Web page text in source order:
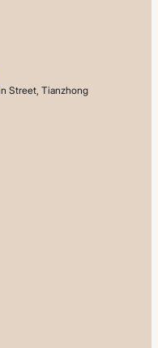
Street, Tianzhong